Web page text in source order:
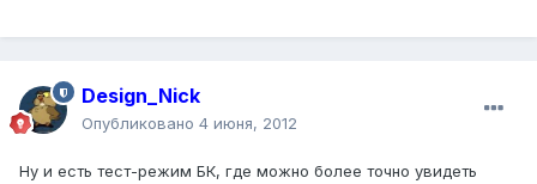
Design_Nick
Опубликовано 4 июня, 2012
Ну и есть тест-режим БК, где можно более точно увидеть